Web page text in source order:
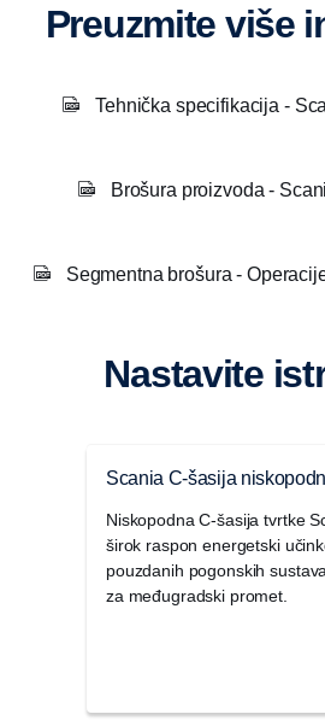
Preuzmite više
Tehnička specifikacija -
Brošura proizvoda -
Segmentna brošura -
Nastavite
Scania C-šasija
Niskopodna C-šasija tvrtke
širok raspon energetski
pouzdanih pogonskih
za međugradski promet.